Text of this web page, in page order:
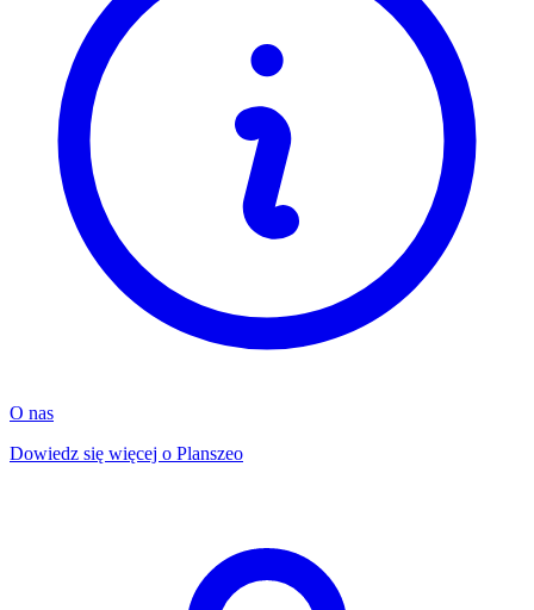
O nas
Dowiedz się więcej o Planszeo